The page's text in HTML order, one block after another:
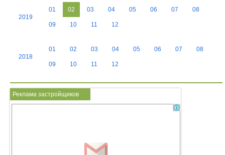
2019
01 02 03 04 05 06 07 08
09 10 11 12
2018
01 02 03 04 05 06 07 08
09 10 11 12
Реклама застройщиков